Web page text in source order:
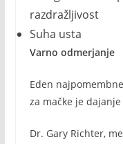
razdražljivost
Suha usta
Varno odmerjanje
Eden
za mačke je
Dr. Gary Richter,